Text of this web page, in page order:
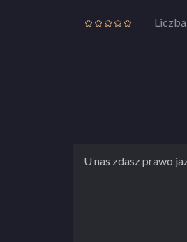
U nas zdasz prawo
OSK Andrzej